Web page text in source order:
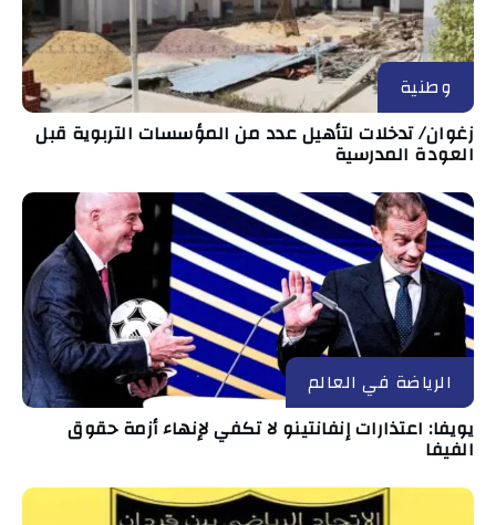
وطنية
زغوان/ تدخلات لتأهيل عدد من المؤسسات التربوية قبل
العودة المدرسية
الرياضة في العالم
يويفا: اعتذارات إنفانتينو لا تكفي لإنهاء أزمة حقوق
الفيفا